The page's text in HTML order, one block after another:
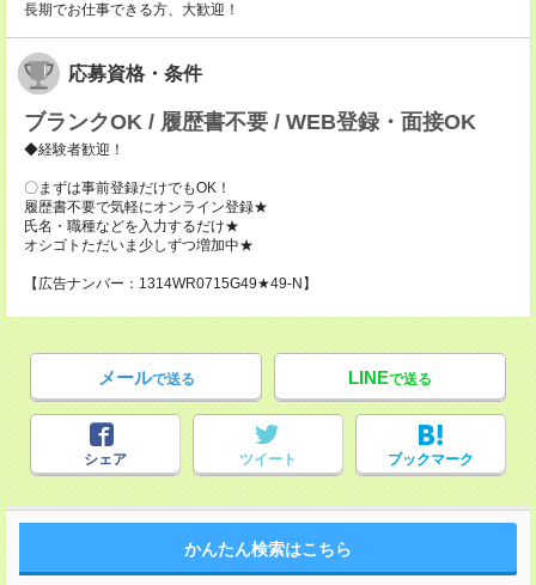
長期でお仕事できる方、大歓迎！
応募資格・条件
ブランクOK / 履歴書不要 / WEB登録・面接OK
◆経験者歓迎！
〇まずは事前登録だけでもOK！
履歴書不要で気軽にオンライン登録★
氏名・職種などを入力するだけ★
オシゴトただいま少しずつ増加中★
【広告ナンバー：1314WR0715G49★49-N】
メールで送る LINEで送る
シェア ツイート ブックマーク
かんたん検索はこちら